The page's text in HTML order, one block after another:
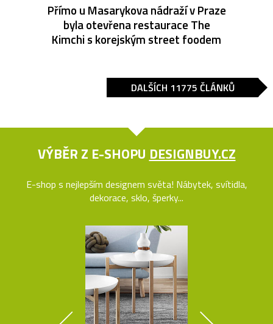
Přímo u Masarykova nádraží v Praze
byla otevřena restaurace The
Kimchi s korejským street foodem
DALŠÍCH 11775 ČLÁNKŮ
VÝBĚR Z E-SHOPU DESIGNBUY.CZ
E-shop s nejlepším designem světa! Nábytek, svítidla,
dekorace, sklo, šperky...